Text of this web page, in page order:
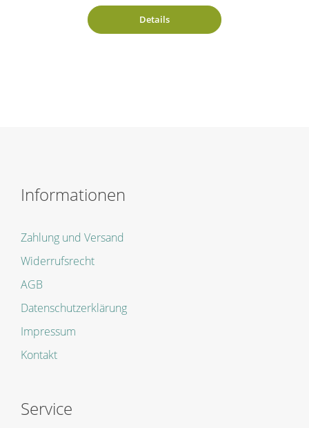
Details
Informationen
Zahlung und Versand
Widerrufsrecht
AGB
Datenschutzerklärung
Impressum
Kontakt
Service